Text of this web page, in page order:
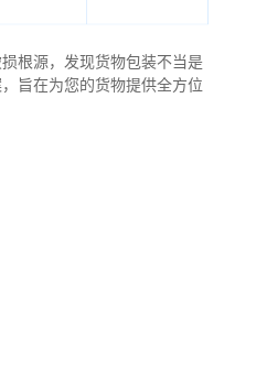
根源，发现货物包装不当是
旨在为您的货物提供全方位